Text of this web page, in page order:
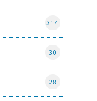
314
30
28